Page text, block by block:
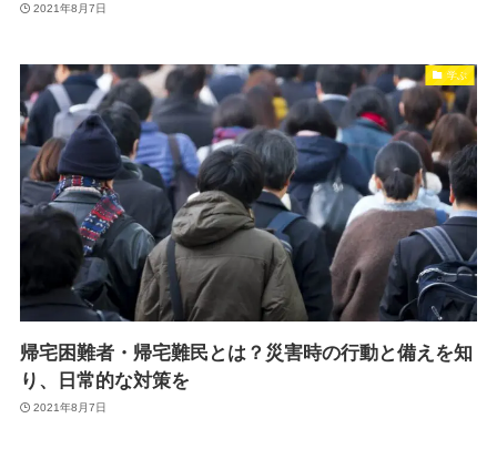
2021年8月7日
学ぶ
帰宅困難者・帰宅難民とは？災害時の行動と備えを知
り、日常的な対策を
2021年8月7日